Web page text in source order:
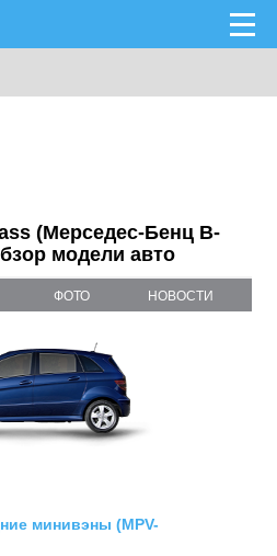
(Мерседес-Бенц B-
модели авто
ФОТО НОВОСТИ
минивэны (MPV-